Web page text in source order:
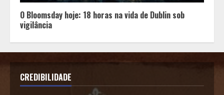
O Bloomsday hoje: 18 horas na vida de Dublin sob
vigilância
CREDIBILIDADE